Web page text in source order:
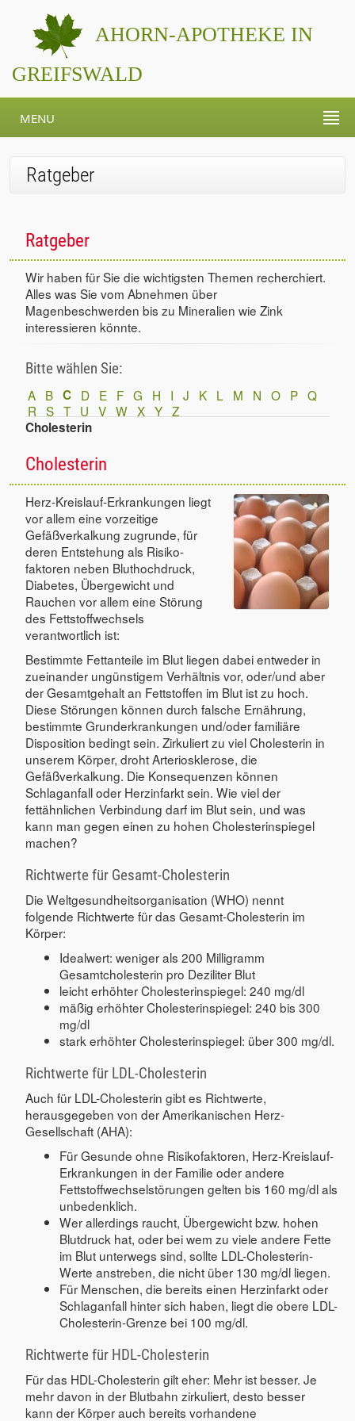
AHORN-APOTHEKE IN
GREIFSWALD
MENU
Ratgeber
Ratgeber
Wir haben für Sie die wichtigsten Themen recherchiert.
Alles was Sie vom Abnehmen über
Magenbeschwerden bis zu Mineralien wie Zink
interessieren könnte.
Bitte wählen Sie:
A B C D E F G H I J K L M N O P Q
R S T U V W X Y Z
Cholesterin
Cholesterin
Herz-Kreislauf-Erkrankungen liegt
vor allem eine vorzeitige
Gefäßverkalkung zugrunde, für
deren Entstehung als Risiko-
faktoren neben Bluthochdruck,
Diabetes, Übergewicht und
Rauchen vor allem eine Störung
des Fettstoffwechsels
verantwortlich ist:
Bestimmte Fettanteile im Blut liegen dabei entweder in
zueinander ungünstigem Verhältnis vor, oder/und aber
der Gesamtgehalt an Fettstoffen im Blut ist zu hoch.
Diese Störungen können durch falsche Ernährung,
bestimmte Grunderkrankungen und/oder familiäre
Disposition bedingt sein. Zirkuliert zu viel Cholesterin in
unserem Körper, droht Arteriosklerose, die
Gefäßverkalkung. Die Konsequenzen können
Schlaganfall oder Herzinfarkt sein. Wie viel der
fettähnlichen Verbindung darf im Blut sein, und was
kann man gegen einen zu hohen Cholesterinspiegel
machen?
Richtwerte für Gesamt-Cholesterin
Die Weltgesundheitsorganisation (WHO) nennt
folgende Richtwerte für das Gesamt-Cholesterin im
Körper:
Idealwert: weniger als 200 Milligramm
Gesamtcholesterin pro Deziliter Blut
leicht erhöhter Cholesterinspiegel: 240 mg/dl
mäßig erhöhter Cholesterinspiegel: 240 bis 300
mg/dl
stark erhöhter Cholesterinspiegel: über 300 mg/dl.
Richtwerte für LDL-Cholesterin
Auch für LDL-Cholesterin gibt es Richtwerte,
herausgegeben von der Amerikanischen Herz-
Gesellschaft (AHA):
Für Gesunde ohne Risikofaktoren, Herz-Kreislauf-
Erkrankungen in der Familie oder andere
Fettstoffwechselstörungen gelten bis 160 mg/dl als
unbedenklich.
Wer allerdings raucht, Übergewicht bzw. hohen
Blutdruck hat, oder bei wem zu viele andere Fette
im Blut unterwegs sind, sollte LDL-Cholesterin-
Werte anstreben, die nicht über 130 mg/dl liegen.
Für Menschen, die bereits einen Herzinfarkt oder
Schlaganfall hinter sich haben, liegt die obere LDL-
Cholesterin-Grenze bei 100 mg/dl.
Richtwerte für HDL-Cholesterin
Für das HDL-Cholesterin gilt eher: Mehr ist besser. Je
mehr davon in der Blutbahn zirkuliert, desto besser
kann der Körper auch bereits vorhandene